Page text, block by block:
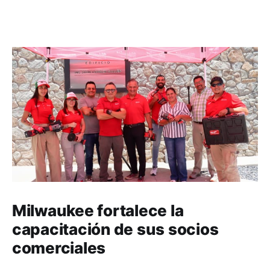
Milwaukee fortalece la
capacitación de sus socios
comerciales